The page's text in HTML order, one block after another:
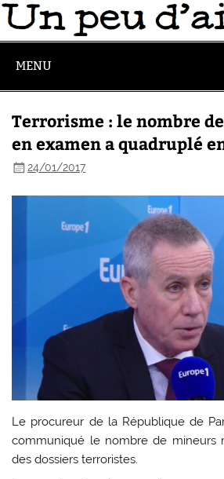
MENU
Terrorisme : le nombre
en examen a quadruplé
24/01/2017
Le procureur de la République de
communiqué le nombre de mineurs
des dossiers terroristes.